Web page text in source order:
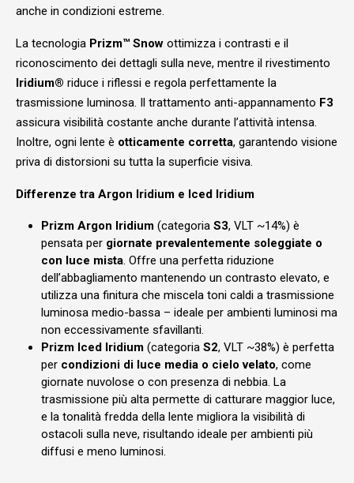
anche in condizioni estreme.
La tecnologia Prizm™ Snow ottimizza i contrasti e il
riconoscimento dei dettagli sulla neve, mentre il rivestimento
Iridium® riduce i riflessi e regola perfettamente la
trasmissione luminosa. Il trattamento anti-appannamento F3
assicura visibilità costante anche durante l’attività intensa.
Inoltre, ogni lente è otticamente corretta, garantendo visione
priva di distorsioni su tutta la superficie visiva.
Differenze tra Argon Iridium e Iced Iridium
Prizm Argon Iridium (categoria S3, VLT ~14%) è
pensata per giornate prevalentemente soleggiate o
con luce mista. Offre una perfetta riduzione
dell’abbagliamento mantenendo un contrasto elevato, e
utilizza una finitura che miscela toni caldi a trasmissione
luminosa medio-bassa – ideale per ambienti luminosi ma
non eccessivamente sfavillanti.
Prizm Iced Iridium (categoria S2, VLT ~38%) è perfetta
per condizioni di luce media o cielo velato, come
giornate nuvolose o con presenza di nebbia. La
trasmissione più alta permette di catturare maggior luce,
e la tonalità fredda della lente migliora la visibilità di
ostacoli sulla neve, risultando ideale per ambienti più
diffusi e meno luminosi.